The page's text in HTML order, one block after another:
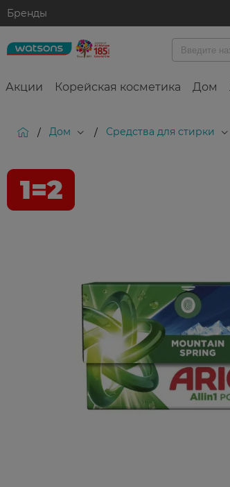
Бренды
Акции Корейская косметика Дом
/ Дом / Средства для стирки